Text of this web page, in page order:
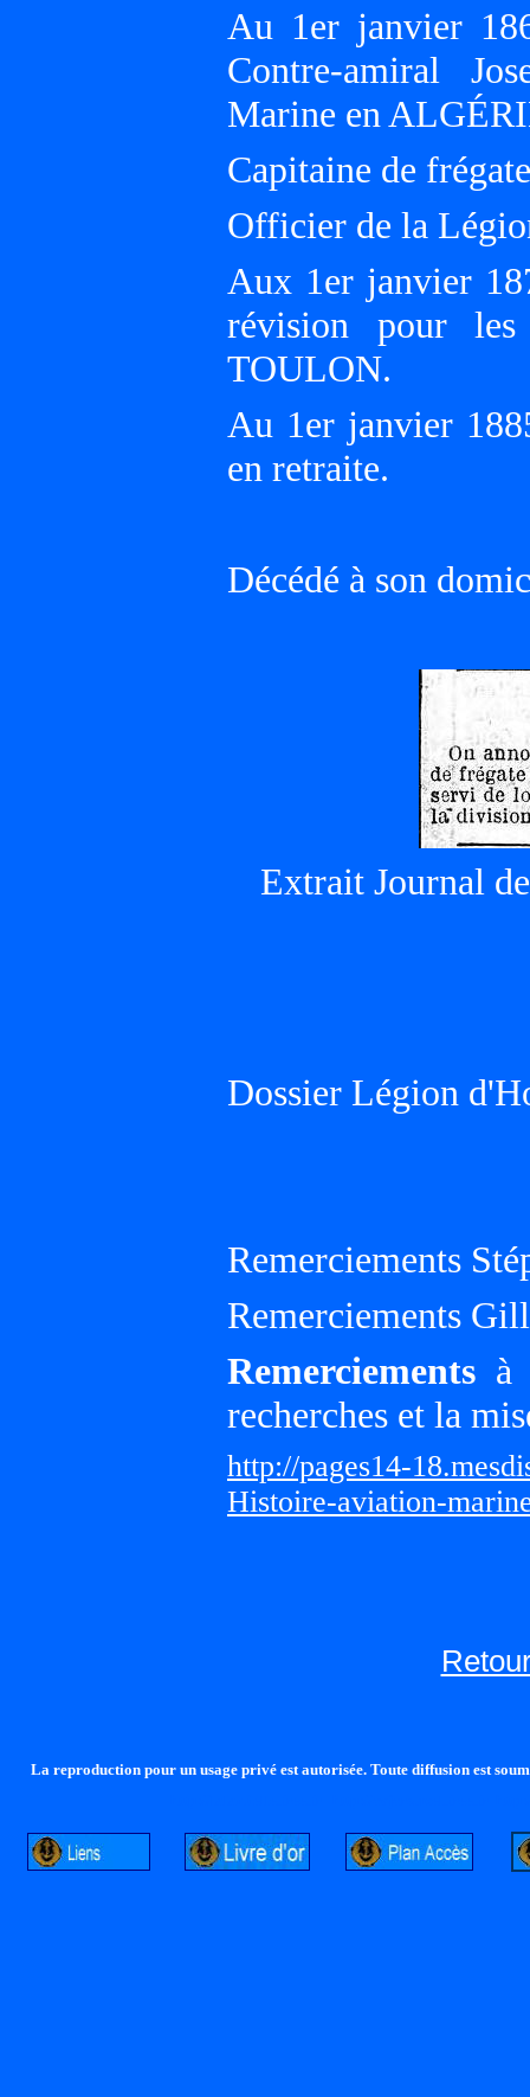
Au 1er janvier
Contre-amiral
Marine en
Capitaine de
Officier de la
Aux 1er janvier
révision pour les
TOULON.
Au 1er janvier
en retraite.
Décédé à son
Extrait Journal
Dossier Légion
Remerciements
Remerciements
Remerciements à
recherches et la
http://pages14-
Histoire-aviation-
La reproduction pour un usage privé est autorisée. Toute diffusion est